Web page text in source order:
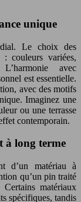
unique
Le choix des
couleurs variées,
avec
est essentielle.
avec des motifs
Imaginez une
ou une terrasse
contemporain.
à long terme
d’un matériau à
qu’un pin traité
matériaux
spécifiques, tandis